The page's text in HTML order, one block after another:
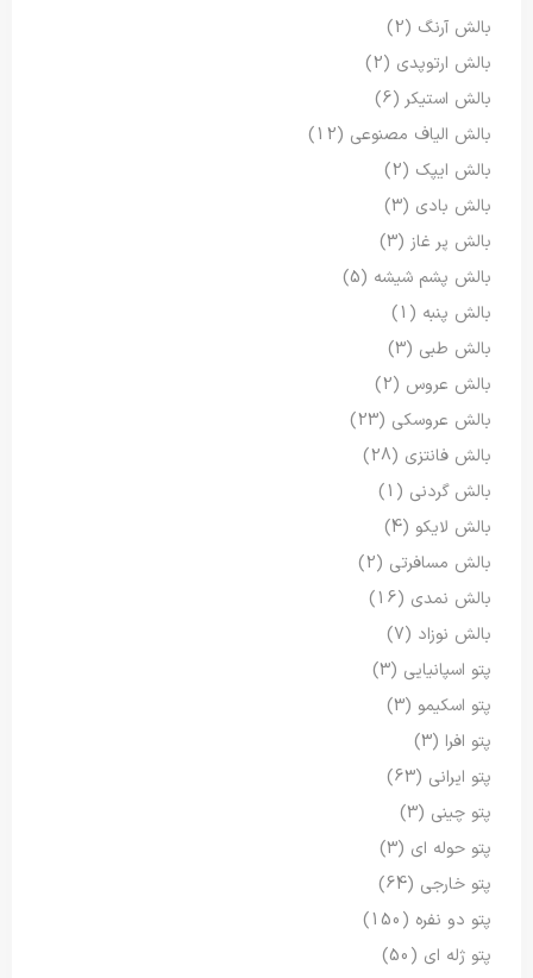
بالش آرنگ (2)
بالش ارتوپدی (2)
بالش استیکر (6)
بالش الیاف مصنوعی (12)
بالش ایپک (2)
بالش بادی (3)
بالش پر غاز (3)
بالش پشم شیشه (5)
بالش پنبه (1)
بالش طبی (3)
بالش عروس (2)
بالش عروسکی (23)
بالش فانتزی (28)
بالش گردنی (1)
بالش لایکو (4)
بالش مسافرتی (2)
بالش نمدی (16)
بالش نوزاد (7)
پتو اسپانیایی (3)
پتو اسکیمو (3)
پتو افرا (3)
پتو ایرانی (63)
پتو چینی (3)
پتو حوله ای (3)
پتو خارجی (64)
پتو دو نفره (150)
پتو ژله ای (50)